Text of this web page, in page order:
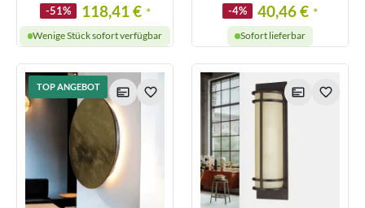
-51% 118,41 € *
Wenige Stück sofort verfügbar
-4% 40,46 € *
Sofort lieferbar
TOP ANGEBOT